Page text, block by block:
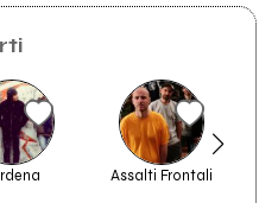
Assalti Frontali